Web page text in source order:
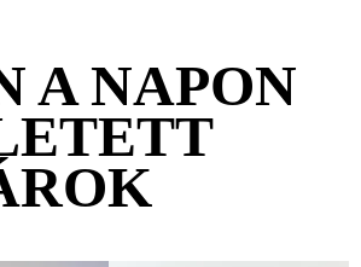
A NAPON